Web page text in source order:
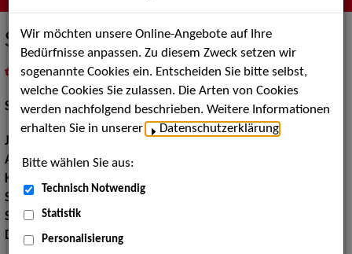
Samuel Wolff
als PDF speichern
inMeine Merklistelegen
Schauspiel:Bühne, Film und TV
Jahrgang:
Augenfarbe:grün-braun
Körpergröße:
Sport:
Fußballspielen, Tischtennis
Sprachen:Englisch, Französisch
Dialekte:Hamburgisch
Wir möchten unsere Online-Angebote auf Ihre
Bedürfnisse anpassen. Zu diesem Zweck setzen wir
sogenannte Cookies ein. Entscheiden Sie bitte selbst,
welche Cookies Sie zulassen. Die Arten von Cookies
werden nachfolgend beschrieben. Weitere Informationen
erhalten Sie in unserer
Datenschutzerklärung
Bitte wählen Sie aus:
Technisch Notwendig
Statistik
Personalisierung